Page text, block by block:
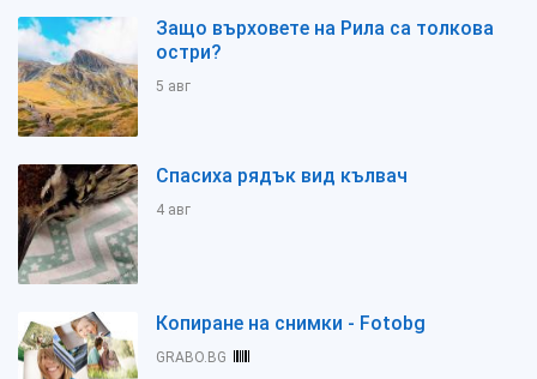
Защо върховете на Рила са толкова
остри?
5 авг
Спасиха рядък вид кълвач
4 авг
Копиране на снимки - Fotobg
GRABO.BG